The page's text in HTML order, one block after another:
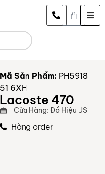
Mã Sản Phẩm: PH5918
51 6XH
Lacoste 470
Cửa Hàng: Đồ Hiệu US
Hàng order